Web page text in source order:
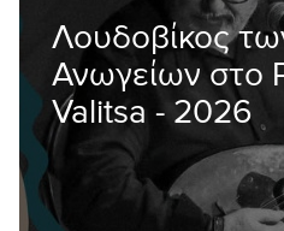
Λουδοβίκος
Ανωγείων στο
Valitsa - 2026